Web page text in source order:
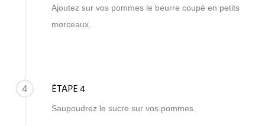
Ajoutez sur vos pommes le beurre coupé en petits
morceaux.
4 ÉTAPE 4
Saupoudrez le sucre sur vos pommes.